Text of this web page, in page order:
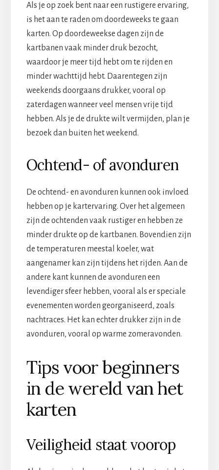
Als je op zoek bent naar een rustigere ervaring,
is het aan te raden om doordeweeks te gaan
karten. Op doordeweekse dagen zijn de
kartbanen vaak minder druk bezocht,
waardoor je meer tijd hebt om te rijden en
minder wachttijd hebt. Daarentegen zijn
weekends doorgaans drukker, vooral op
zaterdagen wanneer veel mensen vrije tijd
hebben. Als je de drukte wilt vermijden, plan je
bezoek dan buiten het weekend.
Ochtend- of avonduren
De ochtend- en avonduren kunnen ook invloed
hebben op je kartervaring. Over het algemeen
zijn de ochtenden vaak rustiger en hebben ze
minder drukte op de kartbanen. Bovendien zijn
de temperaturen meestal koeler, wat
aangenamer kan zijn tijdens het rijden. Aan de
andere kant kunnen de avonduren een
levendiger sfeer hebben, vooral als er speciale
evenementen worden georganiseerd, zoals
nachtraces. Het kan echter drukker zijn in de
avonduren, vooral op warme zomeravonden.
Tips voor beginners
in de wereld van het
karten
Veiligheid staat voorop